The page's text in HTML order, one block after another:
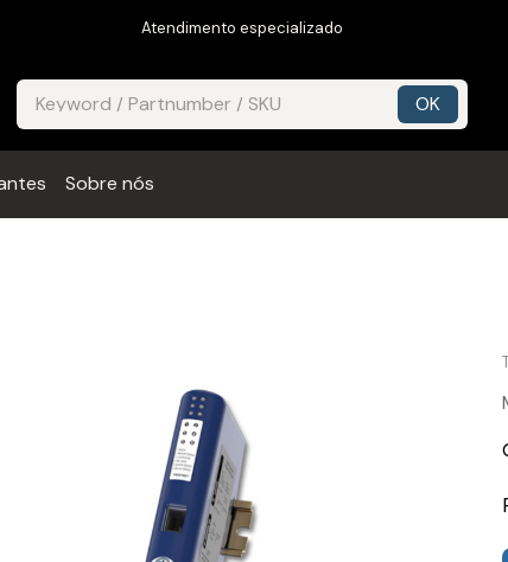
Atendimento especializado
Sobre nós